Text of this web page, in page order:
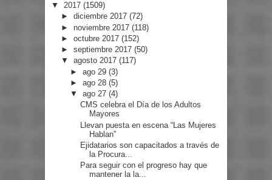
▼ 2017 (1509)
► diciembre 2017 (72)
► noviembre 2017 (118)
► octubre 2017 (152)
► septiembre 2017 (50)
▼ agosto 2017 (117)
►ago 29(3)
►ago 28(5)
▼ago 27(4)
CMS celebra el Día de los Adultos
Mayores
Llevan puesta en escena “Las Mujeres
Hablan”
Ejidatarios son capacitados a través de
la Procura...
Para seguir con el progreso hay que
mantener la la...